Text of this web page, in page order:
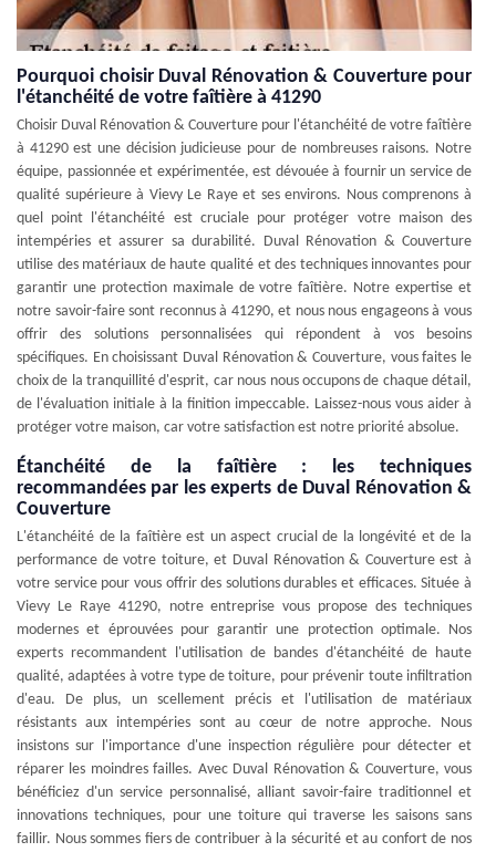
Pourquoi choisir Duval Rénovation & Couverture pour
l'étanchéité de votre faîtière à 41290
Choisir Duval Rénovation & Couverture pour l'étanchéité de votre faîtière
à 41290 est une décision judicieuse pour de nombreuses raisons. Notre
équipe, passionnée et expérimentée, est dévouée à fournir un service de
qualité supérieure à Vievy Le Raye et ses environs. Nous comprenons à
quel point l'étanchéité est cruciale pour protéger votre maison des
intempéries et assurer sa durabilité. Duval Rénovation & Couverture
utilise des matériaux de haute qualité et des techniques innovantes pour
garantir une protection maximale de votre faîtière. Notre expertise et
notre savoir-faire sont reconnus à 41290, et nous nous engageons à vous
offrir des solutions personnalisées qui répondent à vos besoins
spécifiques. En choisissant Duval Rénovation & Couverture, vous faites le
choix de la tranquillité d'esprit, car nous nous occupons de chaque détail,
de l'évaluation initiale à la finition impeccable. Laissez-nous vous aider à
protéger votre maison, car votre satisfaction est notre priorité absolue.
Étanchéité de la faîtière : les techniques
recommandées par les experts de Duval Rénovation &
Couverture
L'étanchéité de la faîtière est un aspect crucial de la longévité et de la
performance de votre toiture, et Duval Rénovation & Couverture est à
votre service pour vous offrir des solutions durables et efficaces. Située à
Vievy Le Raye 41290, notre entreprise vous propose des techniques
modernes et éprouvées pour garantir une protection optimale. Nos
experts recommandent l'utilisation de bandes d'étanchéité de haute
qualité, adaptées à votre type de toiture, pour prévenir toute infiltration
d'eau. De plus, un scellement précis et l'utilisation de matériaux
résistants aux intempéries sont au cœur de notre approche. Nous
insistons sur l'importance d'une inspection régulière pour détecter et
réparer les moindres failles. Avec Duval Rénovation & Couverture, vous
bénéficiez d'un service personnalisé, alliant savoir-faire traditionnel et
innovations techniques, pour une toiture qui traverse les saisons sans
faillir. Nous sommes fiers de contribuer à la sécurité et au confort de nos